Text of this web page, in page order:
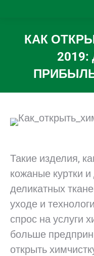
КАК
Такие изделия,
кожаные куртки
деликатных
уходе и
спрос на услуги
больше
открыть